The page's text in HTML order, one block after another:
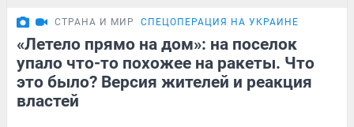
СТРАНА И МИР СПЕЦОПЕРАЦИЯ НА УКРАИНЕ
«Летело прямо на дом»: на поселок
упало что-то похожее на ракеты. Что
это было? Версия жителей и реакция
властей